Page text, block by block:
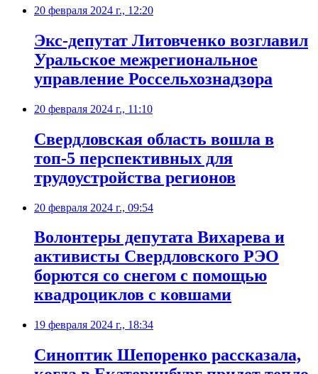
20 февраля 2024 г., 12:20
Экс-депутат Литовченко возглавил
Уральское межрегиональное
управление Россельхознадзора
20 февраля 2024 г., 11:10
Свердловская область вошла в
топ-5 перспективных для
трудоустройства регионов
20 февраля 2024 г., 09:54
Волонтеры депутата Вихарева и
активисты Свердловского РЭО
борются со снегом с помощью
квадроциклов с ковшами
19 февраля 2024 г., 18:34
Синоптик Шепоренко рассказала,